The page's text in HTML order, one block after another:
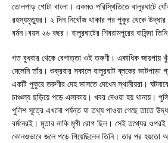
তোলপাড় গোটা বাংলা। একমত পরিস্থিতিতে বালুরঘাটে
রহস্যমৃত্যুর। ২ দিন নিখোঁজ থাকার পর পুকুর থেকে
বর্মন।বয়স ২৬ বছর। বালুরঘাটের শিবরামপুরের বাসিন্দা
গত বুধবার থেকে বেপাত্তা ওই তরুণী। একাধিক জায়গায়
মেলেনি তাঁর। শুক্রবার সকালে বালুরঘাট ব্লকের ভাটপাড়া
একটি পুকুরে তরুণীর দেহ ভাসতে দেখেন স্থানীয়রা।
চাঞ্চল্য ছড়িয়ে পড়ে এলাকায়। খবর দেওয়া হয় থানায়।
পুলিশ সূত্রে এখনো পর্যন্ত যা তথ্য পাওয়া গেছে তাতে
বর্মনেরই। মৃতার নাকি মৃগী রোগ ছিল। সেই তথ্যের ওপরই
কোনওভাবে জলে পড়ে গিয়েছিলেন তিনি। তার পর হয়তো